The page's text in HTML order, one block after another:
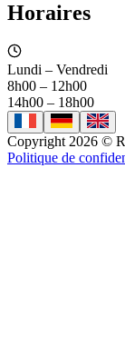
Horaires
Lundi – Vendredi
8h00 – 12h00
14h00 – 18h00
Copyright 2026 ©
Politique de